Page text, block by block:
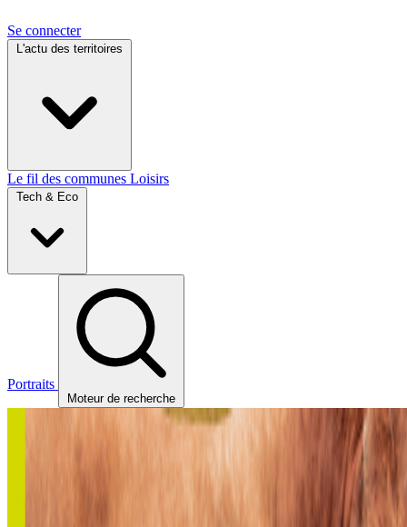
Se connecter
L'actu des territoires
Le fil des communes Loisirs
Tech & Eco
Portraits
Moteur de recherche